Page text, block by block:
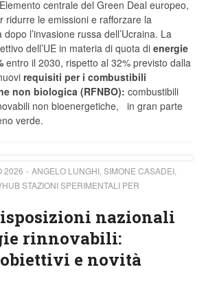
centrale del Green Deal europeo,
ridurre le emissioni e rafforzare la
l’invasione russa dell’Ucraina. La
dell’UE in materia di quota di energie
entro il 2030, rispetto al 32% previsto dalla
requisiti per i combustibili
non biologica (RFNBO): combustibili
non bioenergetiche, in gran parte
verde.
2026
ANGELO LUNGHI, SIMONE CASADEI,
STAZIONI SPERIMENTALI PER
nazionali
rinnovabili:
e novità